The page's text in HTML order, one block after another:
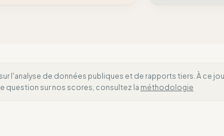
de données publiques et de rapports tiers. À ce
question sur nos scores, consultez la méthodologie